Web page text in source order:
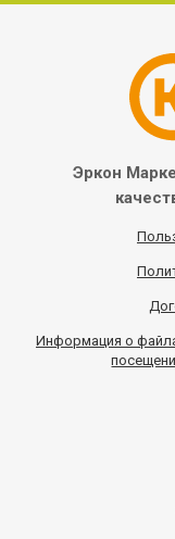
Эркон
Информация о